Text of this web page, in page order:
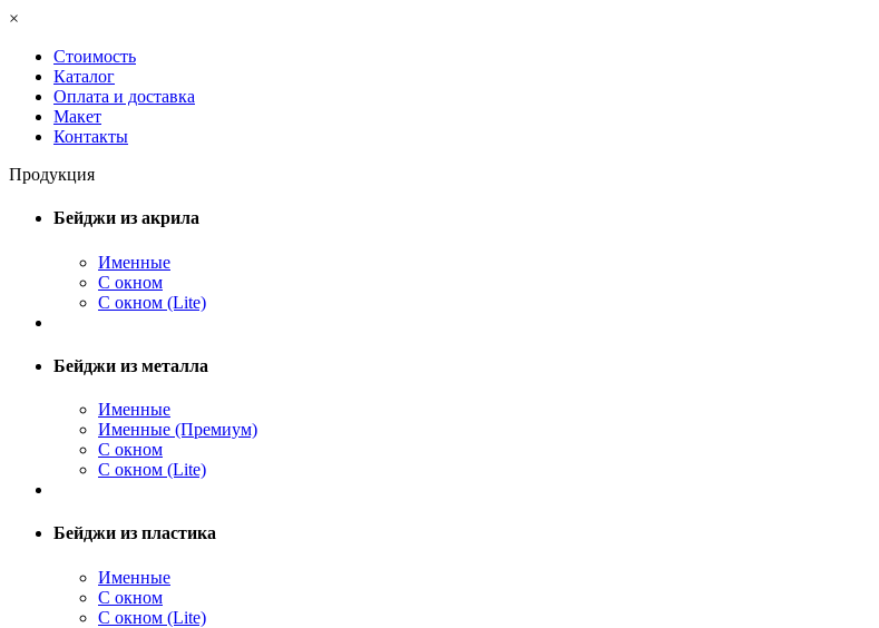
×
Стоимость
Каталог
Оплата и доставка
Макет
Контакты
Продукция
Бейджи из акрила
Именные
С окном
С окном (Lite)
Бейджи из металла
Именные
Именные (Премиум)
С окном
С окном (Lite)
Бейджи из пластика
Именные
С окном
С окном (Lite)